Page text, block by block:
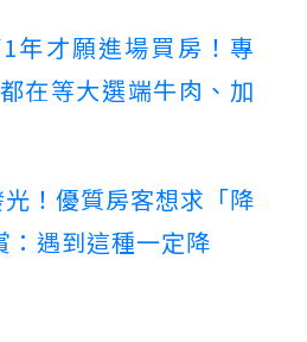
年才願進場買房！專
在等大選端牛肉、加
！優質房客想求「降
：遇到這種一定降